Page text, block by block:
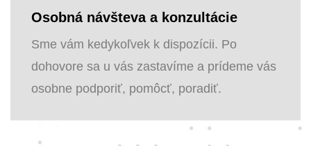
Osobná návšteva a konzultácie
Sme vám kedykoľvek k dispozícii. Po
dohovore sa u vás zastavíme a prídeme vás
osobne podporiť, pomôcť, poradiť.